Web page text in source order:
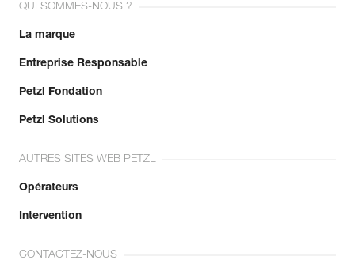
QUI SOMMES-NOUS ?
La marque
Entreprise Responsable
Petzl Fondation
Petzl Solutions
AUTRES SITES WEB PETZL
Opérateurs
Intervention
CONTACTEZ-NOUS